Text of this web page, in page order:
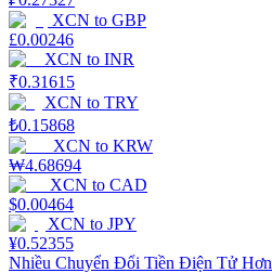
XCN to GBP
£0.00246
XCN to INR
₹0.31615
XCN to TRY
₺0.15868
XCN to KRW
₩4.68694
XCN to CAD
$0.00464
XCN to JPY
¥0.52355
Nhiều Chuyển Đổi Tiền Điện Tử Hơn